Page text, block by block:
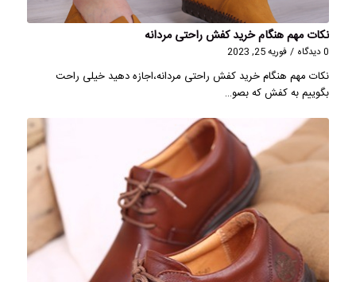
نکات مهم هنگام خرید کفش راحتی مردانه
0 دیدگاه / فوریه 25, 2023
نکات مهم هنگام خرید کفش راحتی مردانه،اجازه دهید خیلی راحت
بگوییم به کفش که بصو…